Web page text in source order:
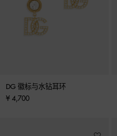
DG 徽标与水钻耳环
¥ 4,700